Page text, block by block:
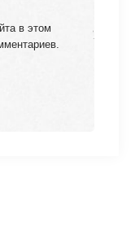
в этом